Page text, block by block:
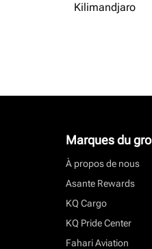
Kilimandjaro
Marques du
À propos de nous
Asante Rewards
KQ Cargo
KQ Pride Center
Fahari Aviation